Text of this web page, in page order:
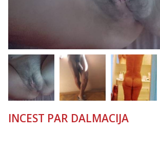
- Kod: #128
Obavijesti me kada se oslobodi
Čekam tvoj poziv!
064/677-677
- Kod: #142
tel:0,93€ - mob:1,12€ min
INCEST PAR DALMACIJA